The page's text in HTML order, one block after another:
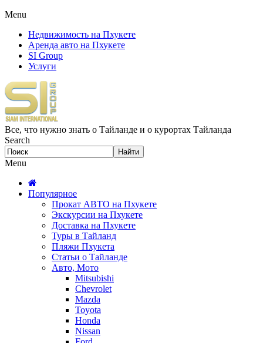
Menu
Недвижимость на Пхукете
Аренда авто на Пхукете
SI Group
Услуги
Все, что нужно знать о Тайланде и о курортах Тайланда
Search
Menu
Популярное
Прокат АВТО на Пхукете
Экскурсии на Пхукете
Доставка на Пхукете
Туры в Тайланд
Пляжи Пхукета
Статьи о Тайланде
Авто, Мото
Mitsubishi
Chevrolet
Mazda
Toyota
Honda
Nissan